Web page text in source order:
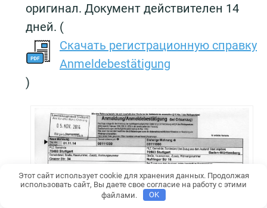
оригинал. Документ действителен 14
дней. (
Скачать регистрационную справку
Anmeldebestätigung
)
Этот сайт использует cookie для хранения данных. Продолжая
использовать сайт, Вы даете свое согласие на работу с этими
файлами.
OK